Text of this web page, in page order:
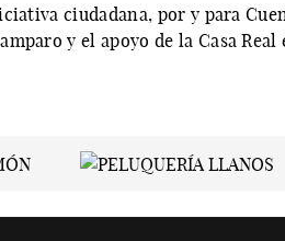
ciudadana, por y para
y el apoyo de la Casa Real